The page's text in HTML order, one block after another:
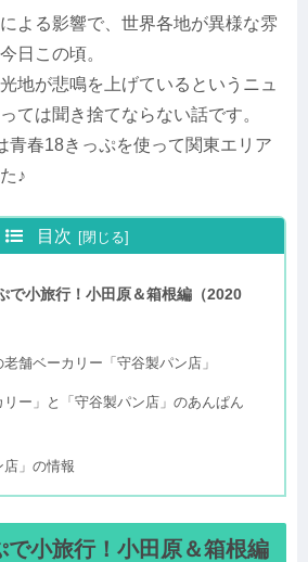
よる影響で、世界各地が異様な雰
日この頃。
地が悲鳴を上げているというニュ
ては聞き捨てならない話です。
青春18きっぷを使って関東エリア
♪
目次
で小旅行！小田原＆箱根編（2020
舗ベーカリー「守谷製パン店」
リー」と「守谷製パン店」のあんぱん
店」の情報
で小旅行！小田原＆箱根編